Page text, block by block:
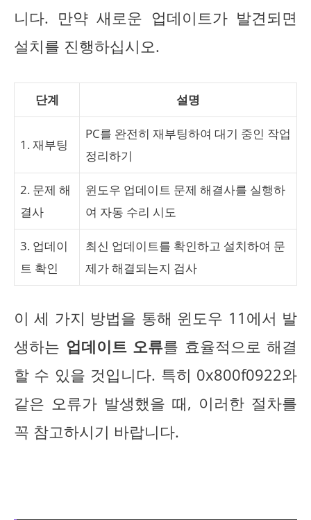
니다. 만약 새로운 업데이트가 발견되면
설치를 진행하십시오.
단계 설명
1. 재부팅
PC를 완전히 재부팅하여 대기 중인 작업
정리하기
2. 문제 해
결사
윈도우 업데이트 문제 해결사를 실행하
여 자동 수리 시도
3. 업데이
트 확인
최신 업데이트를 확인하고 설치하여 문
제가 해결되는지 검사
이 세 가지 방법을 통해 윈도우 11에서 발
생하는 업데이트 오류를 효율적으로 해결
할 수 있을 것입니다. 특히 0x800f0922와
같은 오류가 발생했을 때, 이러한 절차를
꼭 참고하시기 바랍니다.